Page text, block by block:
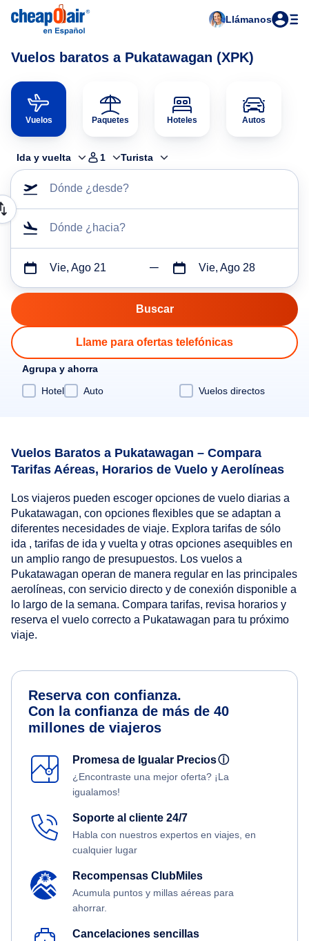
Llámanos
Vuelos baratos a Pukatawagan (XPK)
Vuelos Paquetes Hoteles Autos
Ida y vuelta 1 Turista
Dónde ¿desde?
Dónde ¿hacia?
Vie, Ago 21 Vie, Ago 28
Llame para ofertas telefónicas
Agrupa y ahorra
Hotel
Auto Vuelos directos
Vuelos Baratos a Pukatawagan – Compara
Tarifas Aéreas, Horarios de Vuelo y Aerolíneas
Los viajeros pueden escoger opciones de vuelo diarias a
Pukatawagan, con opciones flexibles que se adaptan a
diferentes necesidades de viaje. Explora tarifas de sólo
ida , tarifas de ida y vuelta y otras opciones asequibles en
un amplio rango de presupuestos. Los vuelos a
Pukatawagan operan de manera regular en las principales
aerolíneas, con servicio directo y de conexión disponible a
lo largo de la semana. Compara tarifas, revisa horarios y
reserva el vuelo correcto a Pukatawagan para tu próximo
viaje.
Reserva con confianza.
Con la confianza de más de 40
millones de viajeros
Promesa de Igualar Preciosⓘ
¿Encontraste una mejor oferta? ¡La
igualamos!
Soporte al cliente 24/7
Habla con nuestros expertos en viajes, en
cualquier lugar
Recompensas ClubMiles
Acumula puntos y millas aéreas para
ahorrar.
Cancelaciones sencillas